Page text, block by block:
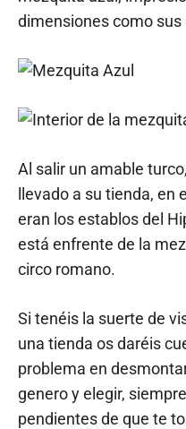
dimensiones como
Al salir un amable
llevado a su tienda, en
eran los establos del
está enfrente de la
circo romano.
Si tenéis la suerte de
una tienda os daréis
problema en
genero y elegir,
pendientes de que te